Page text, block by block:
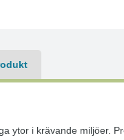
ytor i krävande miljöer.